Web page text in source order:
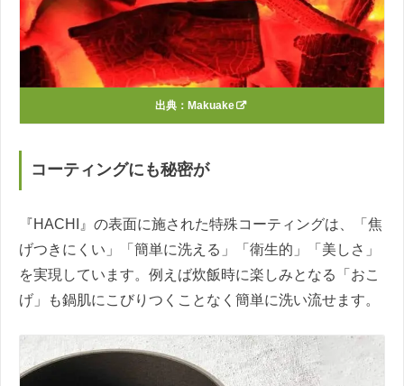
出典： Makuake
コーティングにも秘密が
『HACHI』の表面に施された特殊コーティングは、「焦
げつきにくい」「簡単に洗える」「衛生的」「美しさ」
を実現しています。例えば炊飯時に楽しみとなる「おこ
げ」も鍋肌にこびりつくことなく簡単に洗い流せます。